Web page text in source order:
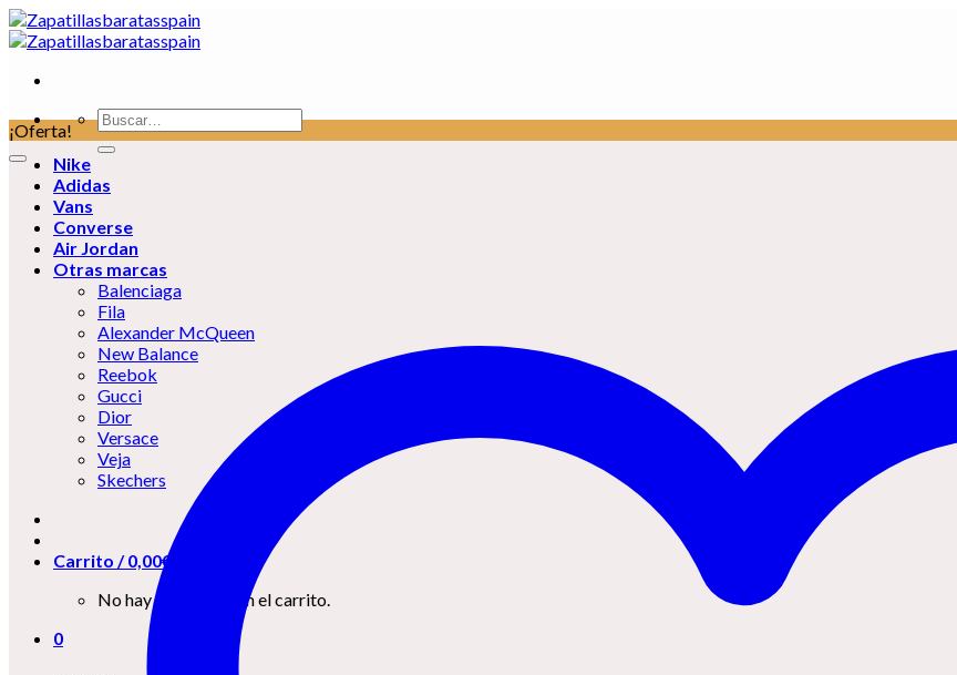
Skip
to
Buscar
por:
Nike
Adidas
Vans
Converse
Air Jordan
Otras marcas
Balenciaga
Fila
Alexander McQueen
New Balance
Reebok
Gucci
Dior
Versace
Veja
Skechers
Carrito /0,00€
No hay productos en el carrito.
0
¡Oferta!